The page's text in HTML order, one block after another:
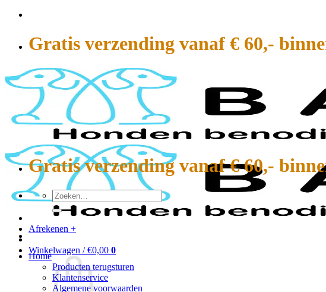
Gratis verzending vanaf € 60,-
Home
Producten terugsturen
Klantenservice
Algemene voorwaarden
Gratis verzending vanaf € 60,-
Zoeken
naar:
Afrekenen +
Winkelwagen /€0,00 0